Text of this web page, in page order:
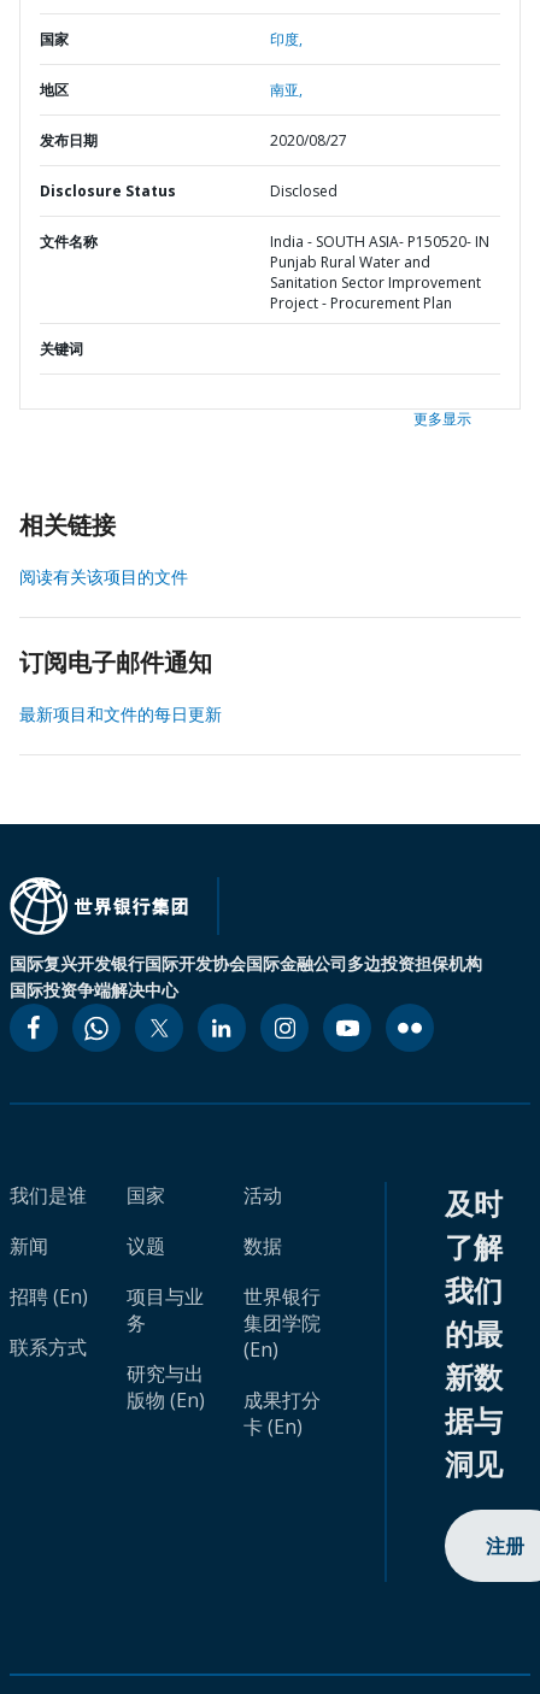
国家 印度,
地区 南亚,
发布日期 2020/08/27
Disclosure Status Disclosed
文件名称
India - SOUTH ASIA- P150520- IN
Punjab Rural Water and
Sanitation Sector Improvement
Project - Procurement Plan
关键词
更多显示
相关链接
阅读有关该项目的文件
订阅电子邮件通知
最新项目和文件的每日更新
国际复兴开发银行国际开发协会国际金融公司多边投资担保机构
国际投资争端解决中心
我们是谁
新闻
招聘 (En)
联系方式
国家
议题
项目与业
务
研究与出
版物 (En)
活动
数据
世界银行
集团学院
(En)
成果打分
卡 (En)
及时
了解
我们
的最
新数
据与
洞见
注册